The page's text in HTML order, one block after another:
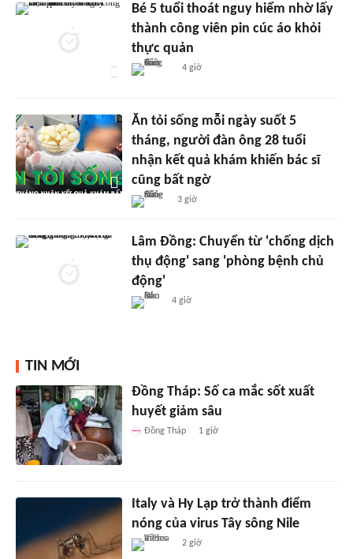
Bé 5 tuổi thoát nguy hiểm nhờ lấy
thành công viên pin cúc áo khỏi
thực quản
4 giờ
Ăn tỏi sống mỗi ngày suốt 5
tháng, người đàn ông 28 tuổi
nhận kết quả khám khiến bác sĩ
cũng bất ngờ
3 giờ
Lâm Đồng: Chuyển từ 'chống dịch
thụ động' sang 'phòng bệnh chủ
động'
4 giờ
TIN MỚI
Đồng Tháp: Số ca mắc sốt xuất
huyết giảm sâu
Đồng Tháp 1 giờ
Italy và Hy Lạp trở thành điểm
nóng của virus Tây sông Nile
2 giờ